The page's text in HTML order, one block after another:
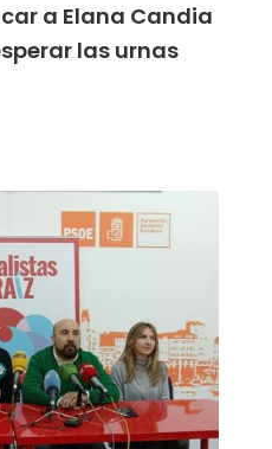
a Elana Candia
las urnas